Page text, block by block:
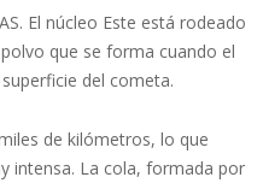
El núcleo Este está rodeado
que se forma cuando el
del cometa.
de kilómetros, lo que
intensa. La cola, formada por